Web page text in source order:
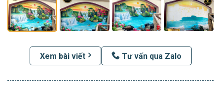
Xem bài viết Tư vấn qua Zalo